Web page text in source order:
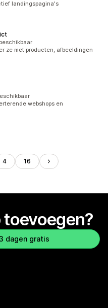
landingspagina's
ze met producten, afbeeldingen
webshops en
4 16
toevoegen?
dagen gratis